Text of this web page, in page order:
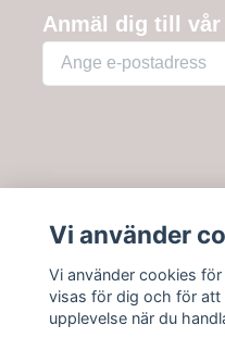
Anmäl dig till
Information
Vi använder
Vi använder cookies
visas för dig och för att
upplevelse när du